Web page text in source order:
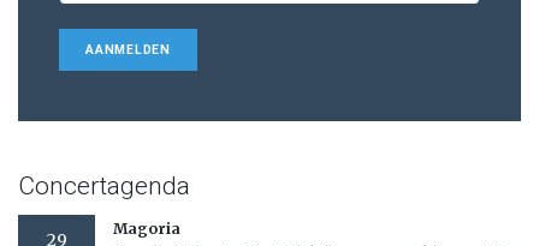
AANMELDEN
Concertagenda
29
Magoria